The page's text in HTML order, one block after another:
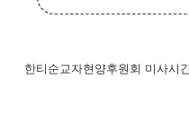
한티순교자현양후원회 미사시